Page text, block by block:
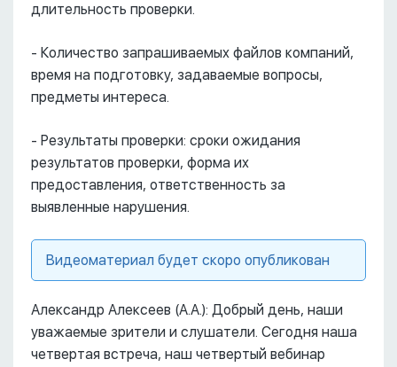
длительность проверки.
- Количество запрашиваемых файлов компаний,
время на подготовку, задаваемые вопросы,
предметы интереса.
- Результаты проверки: сроки ожидания
результатов проверки, форма их
предоставления, ответственность за
выявленные нарушения.
Видеоматериал будет скоро опубликован
Александр Алексеев (А.А.): Добрый день, наши
уважаемые зрители и слушатели. Сегодня наша
четвертая встреча, наш четвертый вебинар